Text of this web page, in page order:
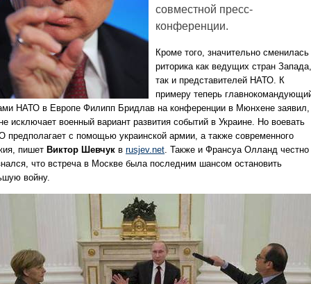
совместной пресс-
конференции.
Кроме того, значительно сменилась
риторика как ведущих стран Запада,
так и представителей НАТО. К
примеру теперь
НАТО в Европе Филипп Бридлав на конференции в Мюнхене заявил,
исключает военный вариант развития событий в Украине. Но воевать
предполагает с помощью украинской армии, а также современного
пишет Виктор Шевчук в rusjev.net. Также и Франсуа Олланд честно
что встреча в Москве была последним шансом остановить
войну.